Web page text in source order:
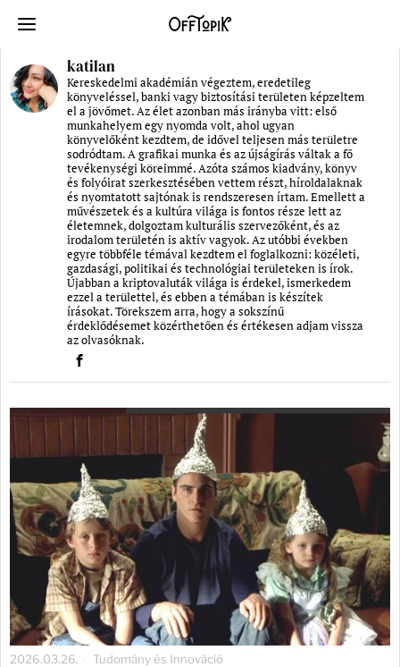
katilan
Kereskedelmi akadémián végeztem, eredetileg
könyveléssel, banki vagy biztosítási területen képzeltem
el a jövőmet. Az élet azonban más irányba vitt: első
munkahelyem egy nyomda volt, ahol ugyan
könyvelőként kezdtem, de idővel teljesen más területre
sodródtam. A grafikai munka és az újságírás váltak a fő
tevékenységi köreimmé. Azóta számos kiadvány, könyv
és folyóirat szerkesztésében vettem részt, híroldalaknak
és nyomtatott sajtónak is rendszeresen írtam. Emellett a
művészetek és a kultúra világa is fontos része lett az
életemnek, dolgoztam kulturális szervezőként, és az
irodalom területén is aktív vagyok. Az utóbbi években
egyre többféle témával kezdtem el foglalkozni: közéleti,
gazdasági, politikai és technológiai területeken is írok.
Újabban a kriptovaluták világa is érdekel, ismerkedem
ezzel a területtel, és ebben a témában is készítek
írásokat. Törekszem arra, hogy a sokszínű
érdeklődésemet közérthetően és értékesen adjam vissza
az olvasóknak.
2026.03.26. Tudomány és Innováció